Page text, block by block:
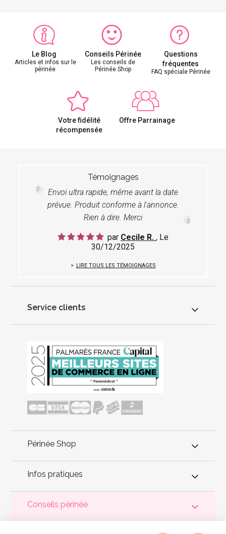
Le Blog
Articles et infos sur le
périnée
Conseils Périnée
Les conseils de
Périnée Shop
Questions
fréquentes
FAQ spéciale Périnée
Votre fidélité
récompensée
Offre Parrainage
Témoignages
Envoi ultra rapide, même avant la date
prévue. Produit conforme à l'annonce.
Rien à dire. Merci
par Cecile R. , Le
30/12/2025
LIRE TOUS LES TÉMOIGNAGES
Service clients
Périnée Shop
Infos pratiques
Conseils périnée